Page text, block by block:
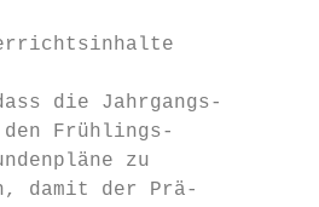
die Jahrgangs-
Frühlings-
zu
damit der Prä-